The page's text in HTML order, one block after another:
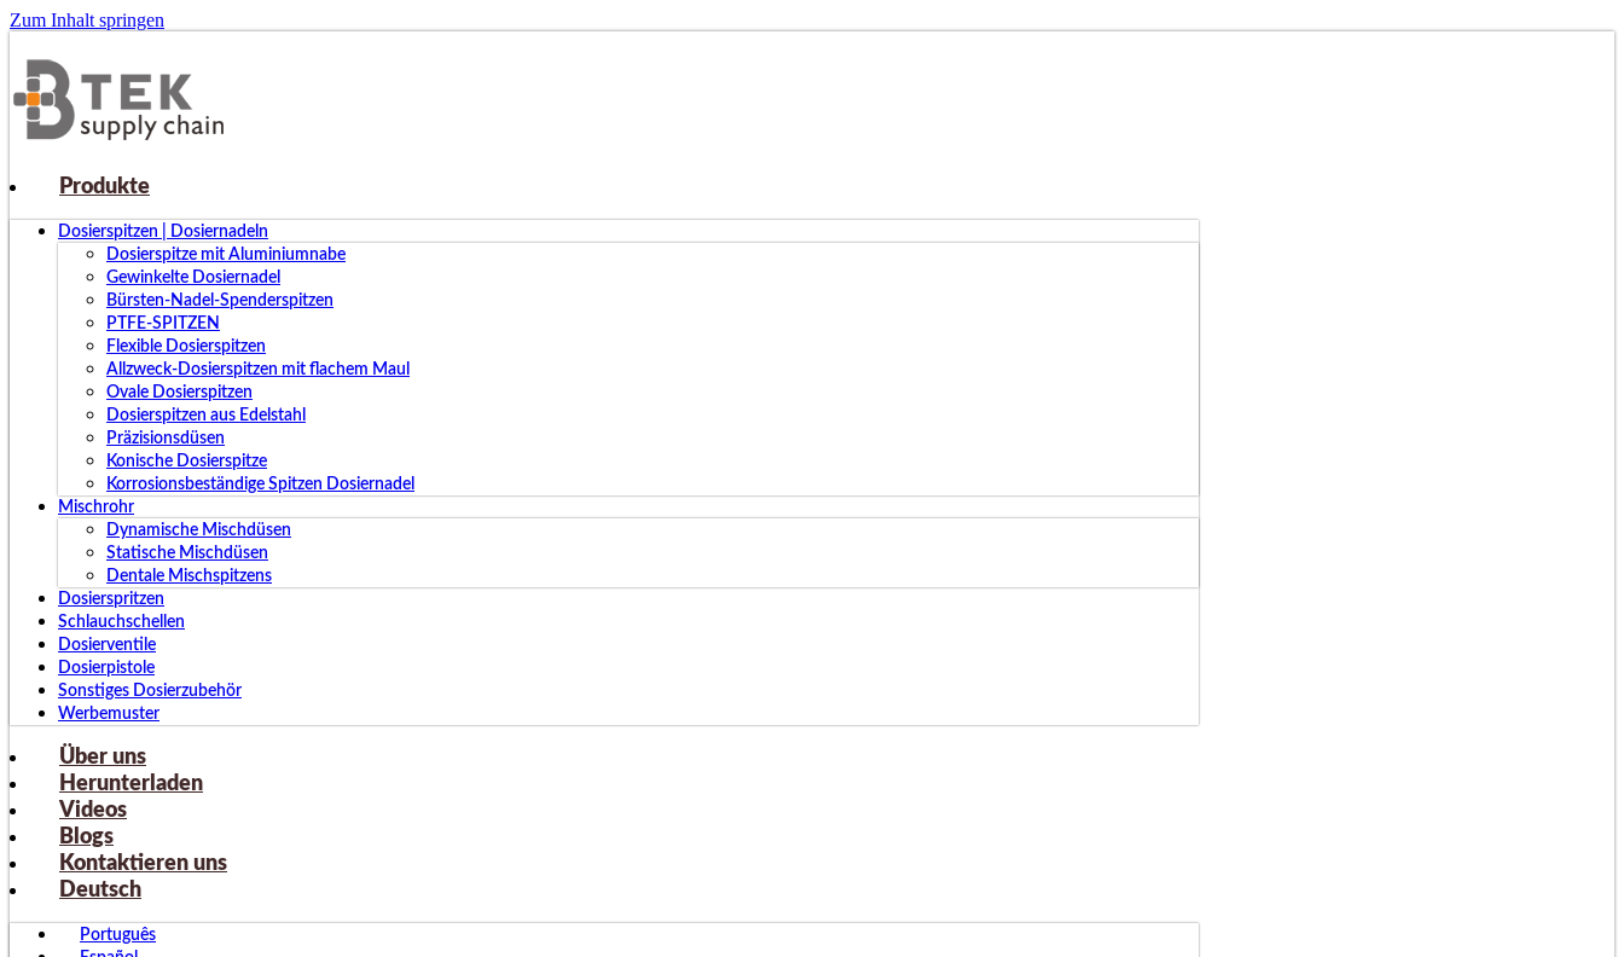
Zum Inhalt springen
Produkte
Dosierspitzen | Dosiernadeln
Dosierspitze mit Aluminiumnabe
Gewinkelte Dosiernadel
Bürsten-Nadel-Spenderspitzen
PTFE-SPITZEN
Flexible Dosierspitzen
Allzweck-Dosierspitzen mit flachem Maul
Ovale Dosierspitzen
Dosierspitzen aus Edelstahl
Präzisionsdüsen
Konische Dosierspitze
Korrosionsbeständige Spitzen Dosiernadel
Mischrohr
Dynamische Mischdüsen
Statische Mischdüsen
Dentale Mischspitzens
Dosierspritzen
Schlauchschellen
Dosierventile
Dosierpistole
Sonstiges Dosierzubehör
Werbemuster
Über uns
Herunterladen
Videos
Blogs
Kontaktieren uns
Deutsch
Português